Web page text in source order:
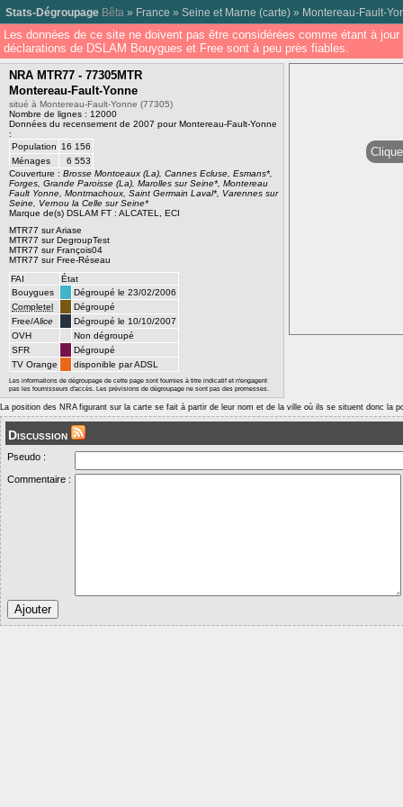
Stats-Dégroupage Bêta » France » Seine et Marne (carte) » Montereau-Fault-
Les données de ce site ne doivent pas être considérées comme étant à
déclarations de DSLAM Bouygues et Free sont à peu près fiables.
NRA MTR77 - 77305MTR
Montereau-Fault-Yonne
situé à Montereau-Fault-Yonne (77305)
Nombre de lignes : 12000
Données du recensement de 2007 pour Montereau-Fault-Yonne
:
Population
16 156
Ménages
6 553
Couverture : Brosse Montceaux (La), Cannes Ecluse, Esmans*,
Forges, Grande Paroisse (La), Marolles sur Seine*, Montereau
Fault Yonne, Montmachoux, Saint Germain Laval*, Varennes sur
Seine, Vernou la Celle sur Seine*
Marque de(s) DSLAM FT : ALCATEL, ECI
MTR77 sur Ariase
MTR77 sur DegroupTest
MTR77 sur François04
MTR77 sur Free-Réseau
FAI
État
Bouygues
Dégroupé le 23/02/2006
Completel
Dégroupé
Free/Alice
Dégroupé le 10/10/2007
OVH
Non dégroupé
SFR
Dégroupé
TV Orange
disponible par ADSL
Les informations de dégroupage de cette page sont fournies à titre indicatif et n'engagent
pas les fournisseurs d'accès. Les prévisions de dégroupage ne sont pas des promesses.
La position des NRA figurant sur la carte se fait à partir de leur nom et de la ville où ils se situent donc la
Discussion
Pseudo :
Commentaire :